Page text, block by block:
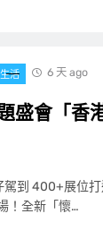
生活 6 天 ago
盛會「香
到 400+展位
！全新「懷…